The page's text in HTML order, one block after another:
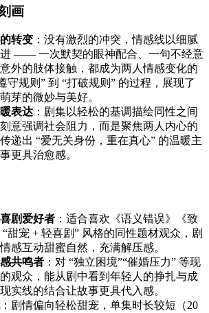
画
转变 ：没有激烈的冲突，情感线以细腻
—— 一次默契的眼神配合、一句不经意
外的肢体接触，都成为两人情感变化的
守规则” 到 “打破规则” 的过程，展现了
芽的微妙与美好。
表达 ：剧集以轻松的基调描绘同性之间
意强调社会阻力，而是聚焦两人内心的
递出 “爱无关身份，重在真心” 的温暖主
更具治愈感。
剧爱好者 ：适合喜欢《语义错误》《致
甜宠 + 轻喜剧” 风格的同性题材观众，剧
感互动甜蜜自然，充满解压感。
共鸣者 ：对 “独立困境”“催婚压力” 等现
观众，能从剧中看到年轻人的挣扎与成
实线的结合让故事更具代入感。
：剧情偏向轻松甜宠，单集时长较短（20